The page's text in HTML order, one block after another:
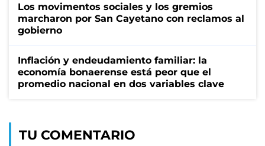
Los movimentos sociales y los gremios
marcharon por San Cayetano con reclamos al
gobierno
Inflación y endeudamiento familiar: la
economía bonaerense está peor que el
promedio nacional en dos variables clave
TU COMENTARIO